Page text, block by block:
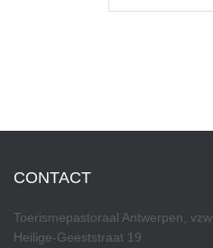
CONTACT
Toerismepastoraal Antwerpen, vzw
Heilige-Geeststraat 19